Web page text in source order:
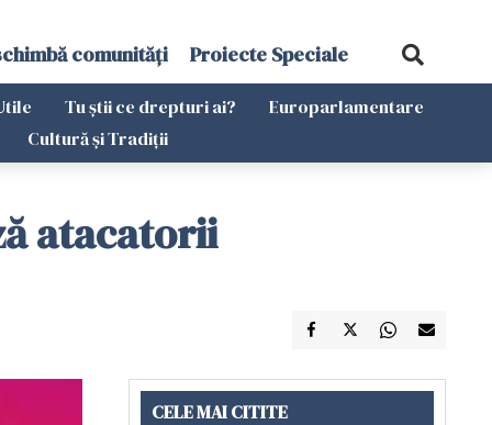
comunități Proiecte Speciale
Tu știi ce drepturi ai?
Europarlamentare
Cultură și Tradiții
atacatorii
CELE MAI CITITE